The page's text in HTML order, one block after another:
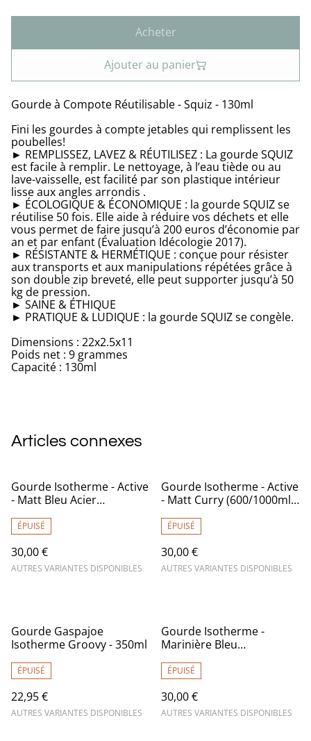
Acheter
Ajouter au panier
Gourde à Compote Réutilisable - Squiz - 130ml
Fini les gourdes à compte jetables qui remplissent les
poubelles!
► REMPLISSEZ, LAVEZ & RÉUTILISEZ : La gourde SQUIZ
est facile à remplir. Le nettoyage, à l’eau tiède ou au
lave-vaisselle, est facilité par son plastique intérieur
lisse aux angles arrondis .
► ÉCOLOGIQUE & ÉCONOMIQUE : la gourde SQUIZ se
réutilise 50 fois. Elle aide à réduire vos déchets et elle
vous permet de faire jusqu’à 200 euros d’économie par
an et par enfant (Évaluation Idécologie 2017).
► RÉSISTANTE & HERMÉTIQUE : conçue pour résister
aux transports et aux manipulations répétées grâce à
son double zip breveté, elle peut supporter jusqu’à 50
kg de pression.
► SAINE & ÉTHIQUE
► PRATIQUE & LUDIQUE : la gourde SQUIZ se congèle.
Dimensions : 22x2.5x11
Poids net : 9 grammes
Capacité : 130ml
Articles connexes
Gourde Isotherme - Active
- Matt Bleu Acier
ÉPUISÉ
30,00 €
AUTRES VARIANTES DISPONIBLES
Gourde Isotherme - Active
- Matt Curry (600/1000ml)
ÉPUISÉ
30,00 €
AUTRES VARIANTES DISPONIBLES
Gourde Gaspajoe
Isotherme Groovy - 350ml
ÉPUISÉ
22,95 €
AUTRES VARIANTES DISPONIBLES
Gourde Isotherme -
Marinière Bleu
ÉPUISÉ
30,00 €
AUTRES VARIANTES DISPONIBLES